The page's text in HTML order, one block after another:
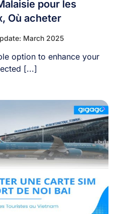
pour les
Où acheter
March 2025
option to enhance your
[...]